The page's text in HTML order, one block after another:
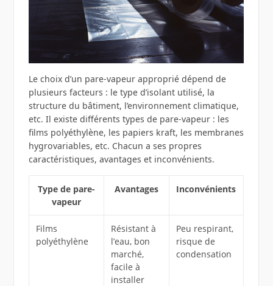
Le choix d’un pare-vapeur approprié dépend de
plusieurs facteurs : le type d’isolant utilisé, la
structure du bâtiment, l’environnement climatique,
etc. Il existe différents types de pare-vapeur : les
films polyéthylène, les papiers kraft, les membranes
hygrovariables, etc. Chacun a ses propres
caractéristiques, avantages et inconvénients.
Type de pare-
vapeur
Avantages Inconvénients
Films
polyéthylène
Résistant à
l’eau, bon
marché,
facile à
installer
Peu respirant,
risque de
condensation